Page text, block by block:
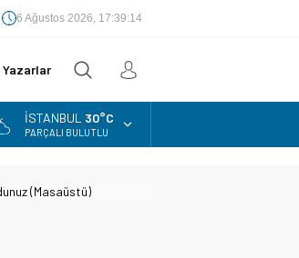
6 Ağustos 2026, 17:39:15
Yazarlar
İSTANBUL 30°C
PARÇALI BULUTLU
(Masaüstü)